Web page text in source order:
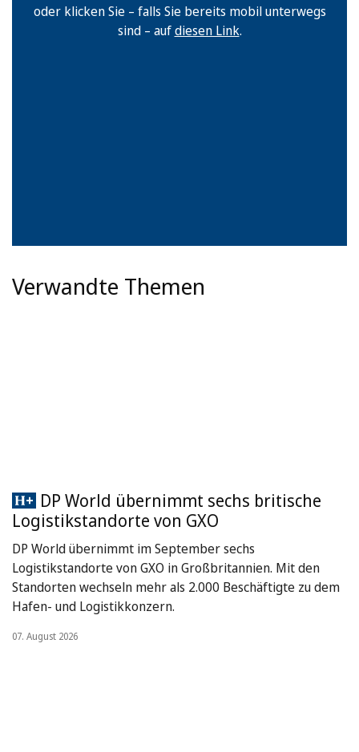
oder klicken Sie – falls Sie bereits mobil unterwegs
sind – aufdiesen Link.
Verwandte Themen
DP World übernimmt sechs britische
Logistikstandorte von GXO
DP World übernimmt im September sechs
Logistikstandorte von GXO in Großbritannien. Mit den
Standorten wechseln mehr als 2.000 Beschäftigte zu dem
Hafen- und Logistikkonzern.
07. August 2026